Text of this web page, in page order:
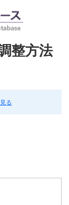
整方法
る